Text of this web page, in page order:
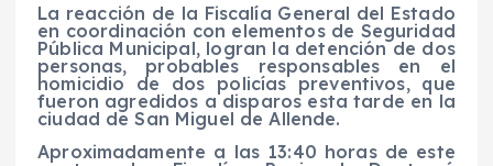
La reacción de la Fiscalía General del Estado
en coordinación con elementos de Seguridad
Pública Municipal, logran la detención de dos
personas, probables responsables en el
homicidio de dos policías preventivos, que
fueron agredidos a disparos esta tarde en la
ciudad de San Miguel de Allende.
Aproximadamente a las 13:40 horas de este